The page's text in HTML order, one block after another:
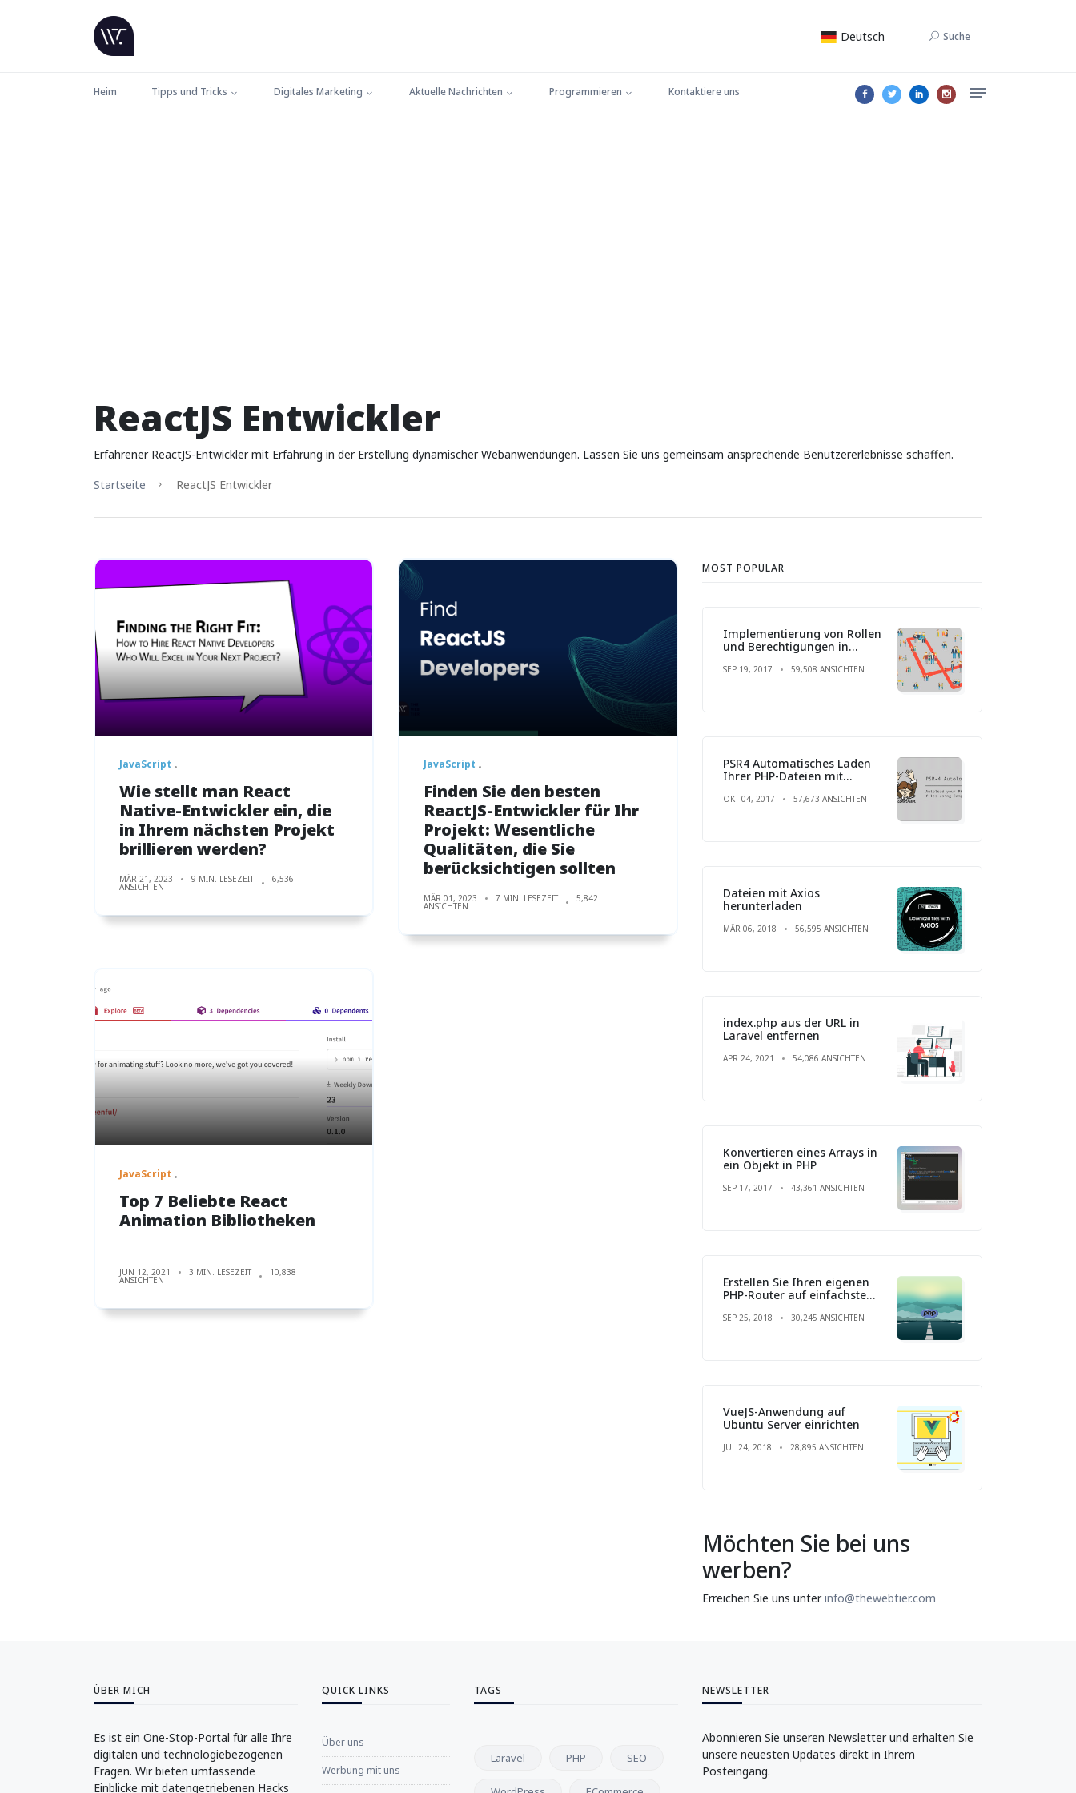
Deutsch Suche
Heim Tipps und Tricks Digitales Marketing Aktuelle Nachrichten Programmieren Kontaktiere uns
ReactJS Entwickler
Erfahrener ReactJS-Entwickler mit Erfahrung in der Erstellung dynamischer Webanwendungen. Lassen Sie uns gemeinsam ansprechende Benutzererlebnisse schaffen.
Startseite
ReactJS Entwickler
JavaScript
Wie stellt man React
Native-Entwickler ein, die
in Ihrem nächsten Projekt
brillieren werden?
MÄR 21, 2023 9 MIN. LESEZEIT 6,536
ANSICHTEN
JavaScript
Finden Sie den besten
ReactJS-Entwickler für Ihr
Projekt: Wesentliche
Qualitäten, die Sie
berücksichtigen sollten
MÄR 01, 2023 7 MIN. LESEZEIT 5,842
ANSICHTEN
JavaScript
Top 7 Beliebte React
Animation Bibliotheken
JUN 12, 2021 3 MIN. LESEZEIT 10,838
ANSICHTEN
MOST POPULAR
Implementierung von Rollen
und Berechtigungen in
SEP 19, 2017 59,508 ANSICHTEN
PSR4 Automatisches Laden
Ihrer PHP-Dateien mit
OKT 04, 2017 57,673 ANSICHTEN
Dateien mit Axios
herunterladen
MÄR 06, 2018 56,595 ANSICHTEN
index.php aus der URL in
Laravel entfernen
APR 24, 2021 54,086 ANSICHTEN
Konvertieren eines Arrays in
ein Objekt in PHP
SEP 17, 2017 43,361 ANSICHTEN
Erstellen Sie Ihren eigenen
PHP-Router auf einfachste
SEP 25, 2018 30,245 ANSICHTEN
VueJS-Anwendung auf
Ubuntu Server einrichten
JUL 24, 2018 28,895 ANSICHTEN
Möchten Sie bei uns
werben?
Erreichen Sie uns unterinfo@thewebtier.com
ÜBER MICH
Es ist ein One-Stop-Portal für alle Ihre
digitalen und technologiebezogenen
Fragen. Wir bieten umfassende
Einblicke mit datengetriebenen Hacks
QUICK LINKS
Über uns
Werbung mit uns
TAGS
Laravel PHP SEO
NEWSLETTER
Abonnieren Sie unseren Newsletter und erhalten Sie
unsere neuesten Updates direkt in Ihrem
Posteingang.